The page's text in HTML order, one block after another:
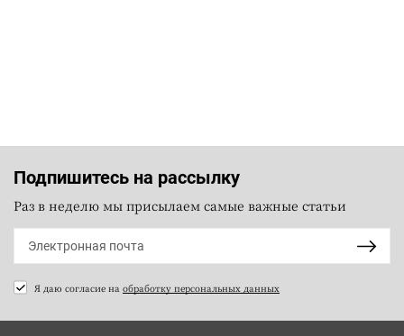
Подпишитесь на рассылку
Раз в неделю мы присылаем самые важные статьи
Я даю согласие на обработку персональных данных